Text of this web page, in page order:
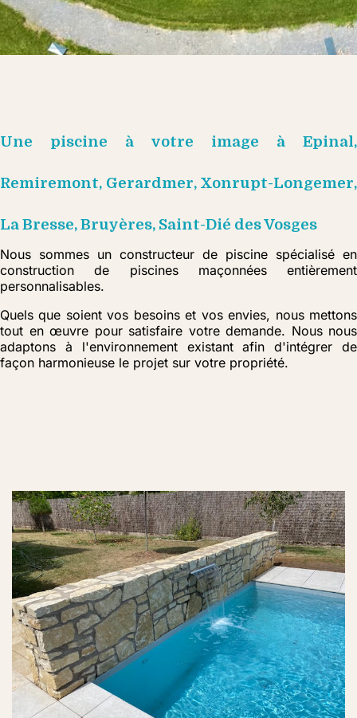
Une piscine à votre image à Epinal,
Remiremont, Gerardmer, Xonrupt-Longemer,
La Bresse, Bruyères, Saint-Dié des Vosges
Nous sommes un constructeur de piscine spécialisé en
construction de piscines maçonnées entièrement
personnalisables.
Quels que soient vos besoins et vos envies, nous mettons
tout en œuvre pour satisfaire votre demande. Nous nous
adaptons à l'environnement existant afin d'intégrer de
façon harmonieuse le projet sur votre propriété.